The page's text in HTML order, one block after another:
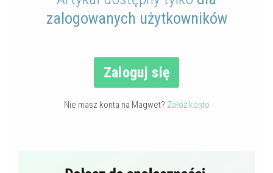
zalogowanych użytkowników
Zaloguj się
Nie masz konta na Magwet? Załóż konto